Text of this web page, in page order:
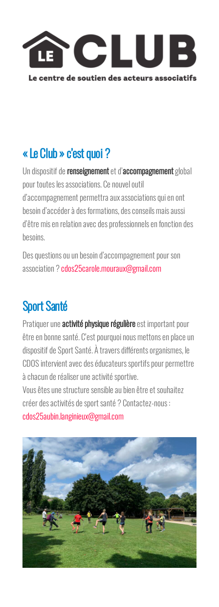
« Le Club » c’est quoi ?
Un dispositif de renseignementet d’accompagnementglobal
pour toutes les associations. Ce nouvel outil
d’accompagnement permettra aux associations qui en ont
besoin d’accéder à des formations, des conseils mais aussi
d’être mis en relation avec des professionnels en fonction des
besoins.
Des questions ou un besoin d’accompagnement pour son
association ?cdos25carole.mouraux@gmail.com
Sport Santé
Pratiquer uneactivité physique régulièreest important pour
être en bonne santé. C’est pourquoi nous mettons en place un
dispositif de Sport Santé. À travers différents organismes, le
CDOS intervient avec des éducateurs sportifs pour permettre
à chacun de réaliser une activité sportive.
Vous êtes une structure sensible au bien être et souhaitez
créer des activités de sport santé ? Contactez-nous :
cdos25aubin.langinieux@gmail.com